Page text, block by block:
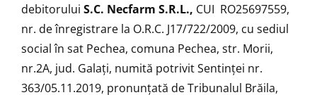
debitorului S.C. Necfarm S.R.L., CUI RO25697559,
nr. de înregistrare la O.R.C. J17/722/2009, cu sediul
social în sat Pechea, comuna Pechea, str. Morii,
nr.2A, jud. Galați, numită potrivit Sentinței nr.
363/05.11.2019, pronunţată de Tribunalul Brăila,